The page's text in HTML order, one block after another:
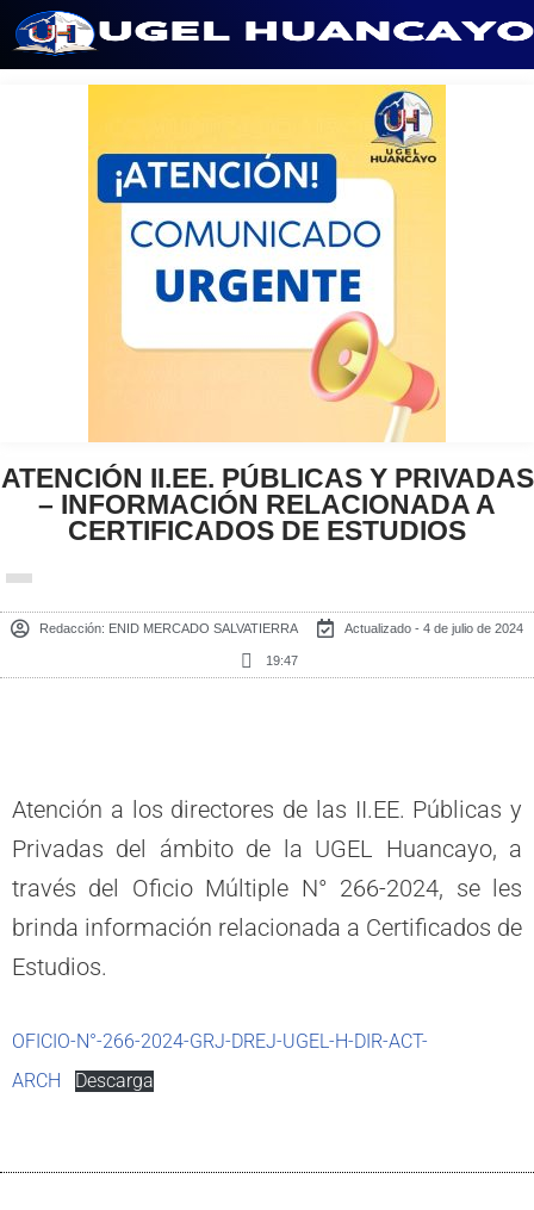
ATENCIÓN II.EE. PÚBLICAS Y PRIVADAS
– INFORMACIÓN RELACIONADA A
CERTIFICADOS DE ESTUDIOS
Redacción: ENID MERCADO SALVATIERRA Actualizado - 4 de julio de 2024
19:47
Atención a los directores de las II.EE. Públicas y
Privadas del ámbito de la UGEL Huancayo, a
través del Oficio Múltiple N° 266-2024, se les
brinda información relacionada a Certificados de
Estudios.
OFICIO-N°-266-2024-GRJ-DREJ-UGEL-H-DIR-ACT-
ARCH
Descarga